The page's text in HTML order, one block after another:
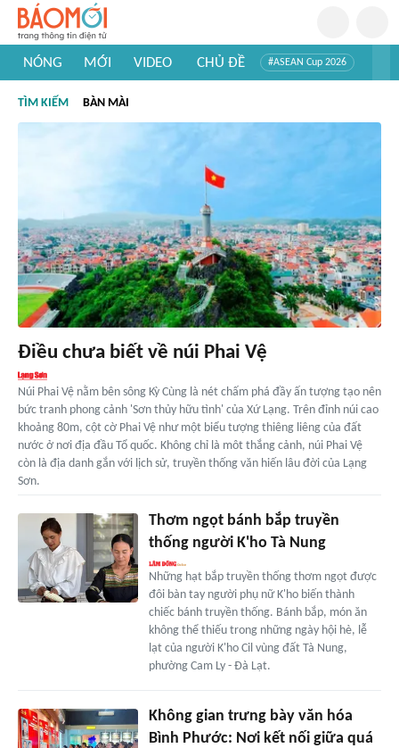
NÓNG MỚI VIDEO CHỦ ĐỀ #ASEAN Cup 2026
#Khám phá thế giới
TÌM KIẾM BÀN MÀI
Điều chưa biết về núi Phai Vệ
Núi Phai Vệ nằm bên sông Kỳ Cùng là nét chấm phá đầy ấn tượng tạo nên
bức tranh phong cảnh 'Sơn thủy hữu tình' của Xứ Lạng. Trên đỉnh núi cao
khoảng 80m, cột cờ Phai Vệ như một biểu tượng thiêng liêng của đất
nước ở nơi địa đầu Tổ quốc. Không chỉ là môt thắng cảnh, núi Phai Vệ
còn là địa danh gắn với lịch sử, truyền thống văn hiến lâu đời của Lạng
Sơn.
Thơm ngọt bánh bắp truyền
thống người K'ho Tà Nung
Những hạt bắp truyền thống thơm ngọt được
đôi bàn tay người phụ nữ K'ho biến thành
chiếc bánh truyền thống. Bánh bắp, món ăn
không thể thiếu trong những ngày hội hè, lễ
lạt của người K'ho Cil vùng đất Tà Nung,
phường Cam Ly - Đà Lạt.
Không gian trưng bày văn hóa
Bình Phước: Nơi kết nối giữa quá